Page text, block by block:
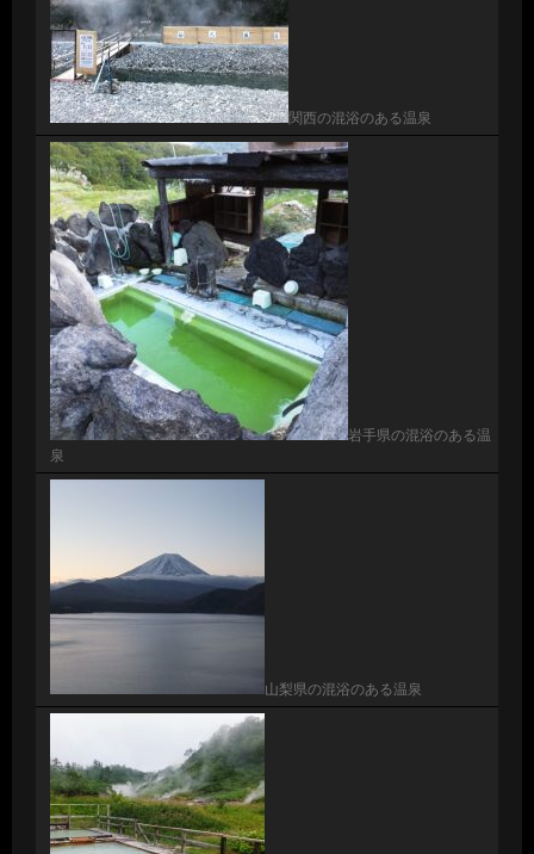
関西の混浴のある温泉
岩手県の混浴のある温
泉
山梨県の混浴のある温泉